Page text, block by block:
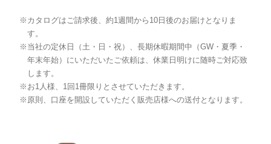
※ カタログはご請求後、約1週間から10日後のお届けとなりま
す。
※ 当社の定休日（土・日・祝）、長期休暇期間中（GW・夏季・
年末年始）にいただいたご依頼は、休業日明けに随時ご対応致
します。
※ お1人様、1回1冊限りとさせていただきます。
※ 原則、口座を開設していただく販売店様への送付となります。